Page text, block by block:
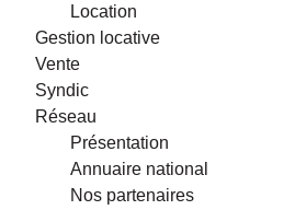
Location
Gestion locative
Vente
Syndic
Réseau
Présentation
Annuaire national
Nos partenaires